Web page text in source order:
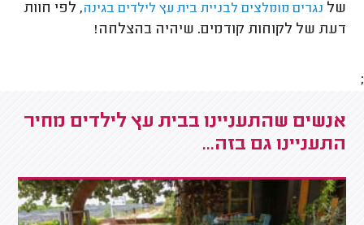
של נגרים מומלצים לבניית בית עץ לילדים בגינה, לפי חוות
דעת של לקוחות קודמים. שיהיה בהצלחה!
;
אנשים שהתעניינו בבית עץ לילדים מחיר
התעניינו גם בזה...